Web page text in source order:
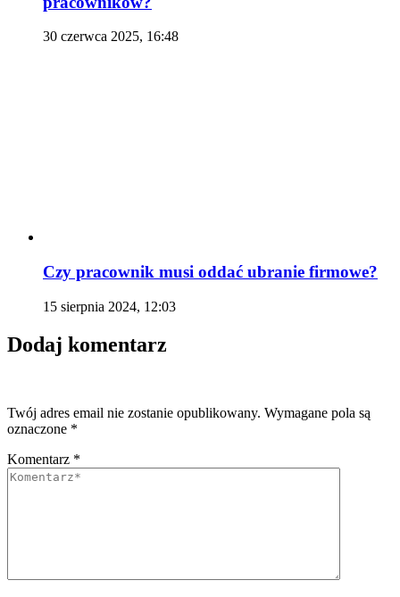
30 czerwca 2025, 16:48
Czy pracownik musi oddać ubranie firmowe?
15 sierpnia 2024, 12:03
Dodaj komentarz
Twój adres email nie zostanie opublikowany. Wymagane pola są
oznaczone *
Komentarz *